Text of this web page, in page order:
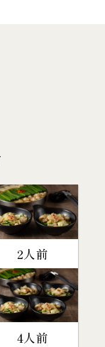
2人前
4人前